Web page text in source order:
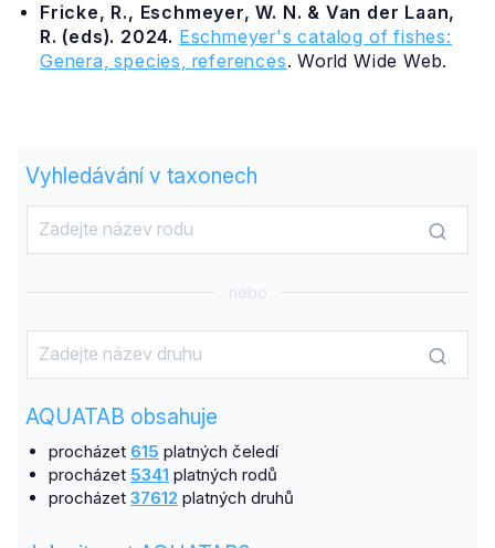
Fricke, R., Eschmeyer, W. N. & Van der Laan,
R. (eds). 2024. Eschmeyer's catalog of fishes:
Genera, species, references. World Wide Web.
Vyhledávání v taxonech
nebo
AQUATAB obsahuje
procházet 615 platných čeledí
procházet 5341 platných rodů
procházet 37612 platných druhů